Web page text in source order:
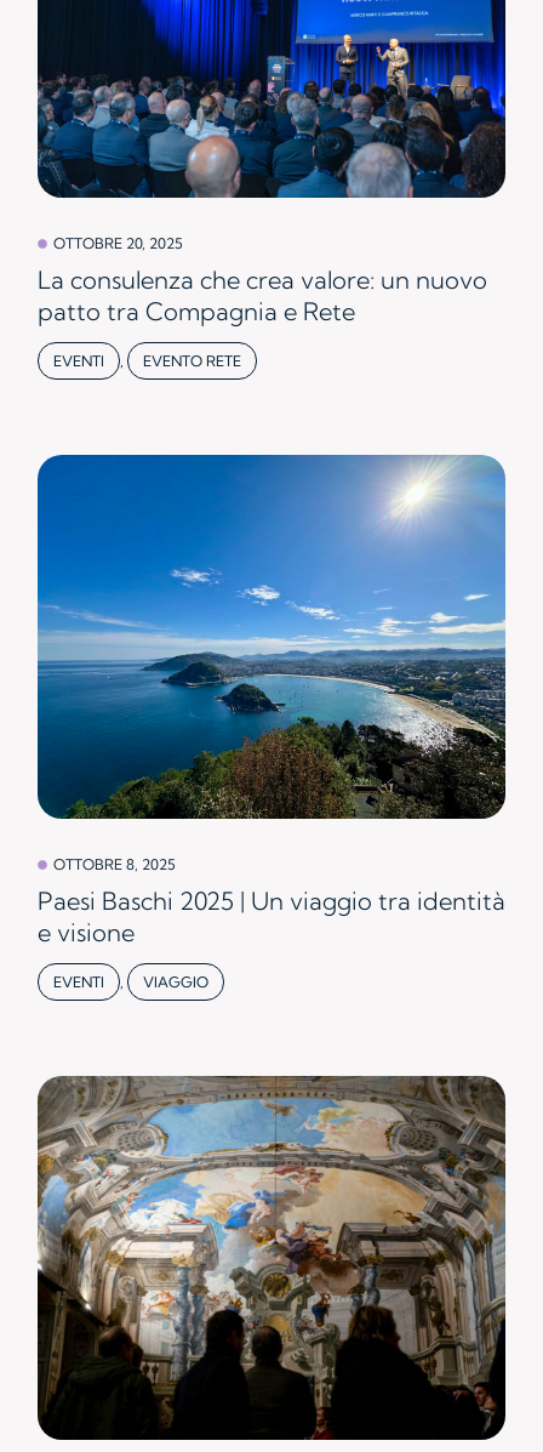
OTTOBRE 20, 2025
La consulenza che crea valore: un nuovo
patto tra Compagnia e Rete
EVENTI , EVENTO RETE
OTTOBRE 8, 2025
Paesi Baschi 2025 | Un viaggio tra identità
e visione
EVENTI , VIAGGIO